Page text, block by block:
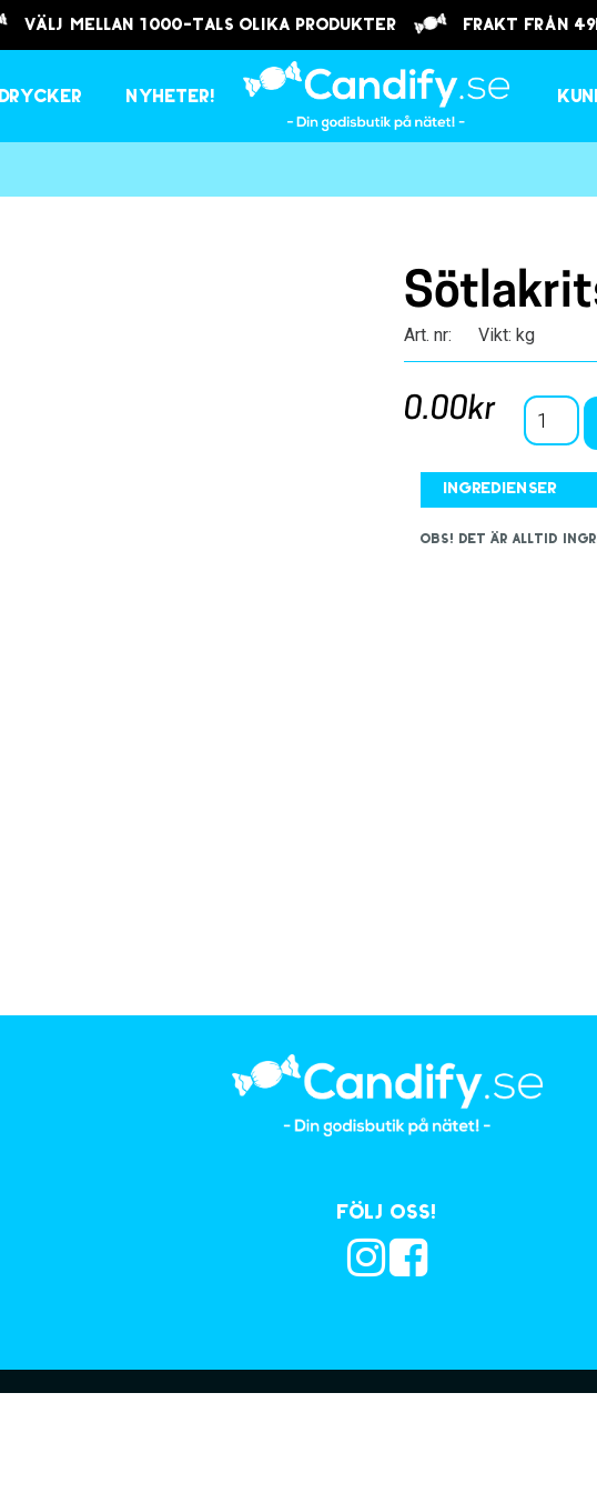
välj mellan 1000-tals olika produkter frakt från
Drycker Nyheter!
Art. nr: Vikt: kg
0.00kr
Ingredienser
OBS! Det är alltid
Följ oss!